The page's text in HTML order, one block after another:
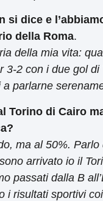
si dice e
della Roma.
della mia vita:
3-2 con i due gol
a parlarne
Torino di Cairo
ma al 50%.
arrivato io il
passati dalla B
i risultati sportivi